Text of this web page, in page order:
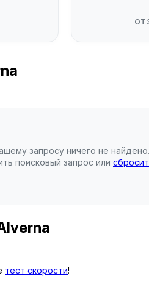
запросу ничего не найдено.
поисковый запрос или
тест скорости!